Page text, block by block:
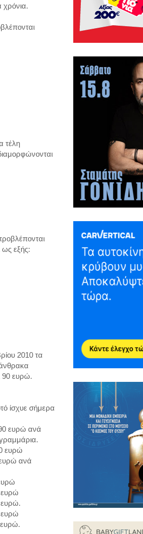
χρόνια.
τέλη
ως εξής:
2010 τα
90 ευρώ.
ίσχυε σήμερα
ευρώ ανά
.
ευρώ
ανά